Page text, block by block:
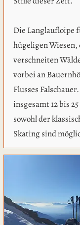
Die Langlaufloipe
hügeligen
verschneiten
vorbei an
Flusses
insgesamt 12 bis
sowohl der
Skating sind